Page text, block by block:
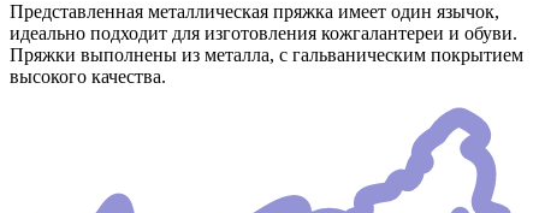
Представленная металлическая пряжка имеет один язычок,
идеально подходит для изготовления кожгалантереи и обуви.
Пряжки выполнены из металла, с гальваническим покрытием
высокого качества.